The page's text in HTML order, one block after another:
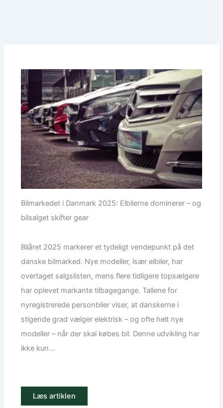
Bilmarkedet i Danmark 2025: Elbilerne dominerer – og
bilsalget skifter gear
Bilåret 2025 markerer et tydeligt vendepunkt på det
danske bilmarked. Nye modeller, især elbiler, har
overtaget salgslisten, mens flere tidligere topsælgere
har oplevet markante tilbagegange. Tallene for
nyregistrerede personbiler viser, at danskerne i
stigende grad vælger elektrisk – og ofte helt nye
modeller – når der skal købes bil. Denne udvikling har
ikke kun...
Læs artiklen